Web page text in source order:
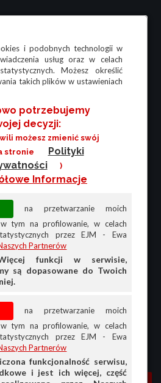
i podobnych technologii w
usług oraz w celach
Możesz określić
takich plików w ustawieniach
potrzebujemy
decyzji:
możesz zmienić swój
stronie
Polityki
)
Informacje
na przetwarzanie moich
tym na profilowanie, w celach
przez EJM - Ewa
Partnerów
funkcji w serwisie,
są dopasowane do Twoich
na przetwarzanie moich
tym na profilowanie, w celach
przez EJM - Ewa
Partnerów
funkcjonalność serwisu,
i jest ich więcej, część
MOJA AG